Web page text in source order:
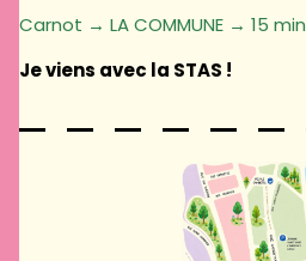
Carnot → LA COMMUNE → 15 min
Je viens avec la STAS !